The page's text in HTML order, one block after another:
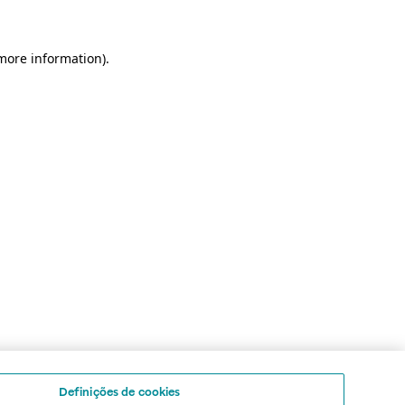
information).
Definições de cookies